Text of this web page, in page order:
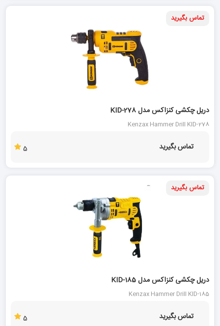
تماس بگیرید
دریل چکشی کنزاکس مدل KID-278
Kenzax Hammer Drill KID-278
تماس بگیرید 5
تماس بگیرید
دریل چکشی کنزاکس مدل KID-185
Kenzax Hammer Drill KID-185
تماس بگیرید 5